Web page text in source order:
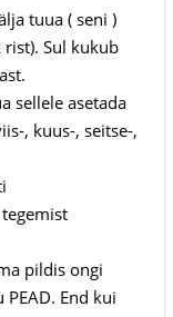
tuua ( seni )
rist). Sul kukub
sellele asetada
, kuus-, seitse-,
tegemist
pildis ongi
End kui